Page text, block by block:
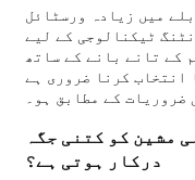
میں زیادہ ورسٹائل
ٹیکنالوجی کے لیے
کے تانے بانے کے ساتھ
انتخاب کرنا ضروری ہے
ضروریات کے مطابق ہو۔
مشین کو کتنی جگہ
درکار ہوتی ہے؟